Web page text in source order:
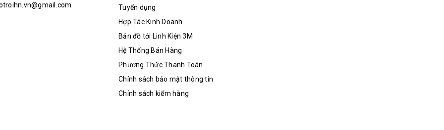
Tuyển dụng
Hợp Tác Kinh Doanh
Bản đồ tới Linh Kiện 3M
Hệ Thống Bán Hàng
Phương Thức Thanh Toán
Chính sách bảo mật thông tin
Chính sách kiểm hàng